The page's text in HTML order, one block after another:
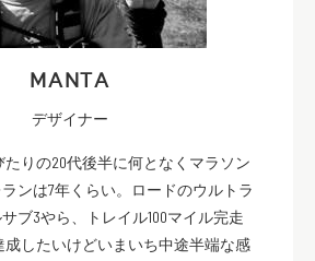
MANTA
デザイナー
りの20代後半に何となくマラソン
ンは7年くらい。ロードのウルトラ
ブ3やら、トレイル100マイル完走
したいけどいまいち中途半端な感